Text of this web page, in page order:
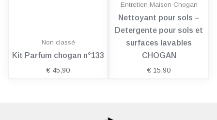
Non classé
Kit Parfum chogan n°133
€ 45,90
Entretien Maison Chogan
Nettoyant pour sols –
Detergente pour sols et
surfaces lavables
CHOGAN
€ 15,90